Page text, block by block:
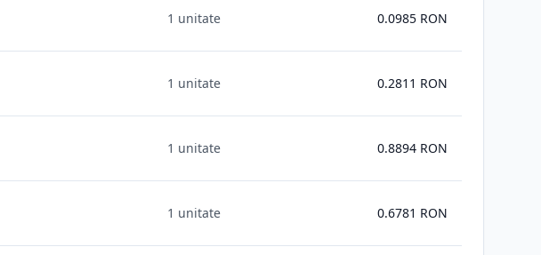
1 unitate 0.0985 RON
1 unitate 0.2811 RON
1 unitate 0.8894 RON
1 unitate 0.6781 RON